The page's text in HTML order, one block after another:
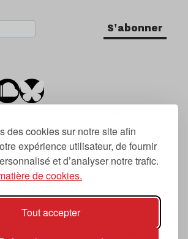
des cookies sur notre site afin
expérience utilisateur, de fournir
et d’analyser notre trafic.
de cookies.
Tout accepter
S'abonner
indépendant sur la
tendances, dont la
date de 2007.
signifie « prochain », « suivant
à la thématique du
des nouvelles tendances
viennent de la musique
rock ou du hip hop, et des